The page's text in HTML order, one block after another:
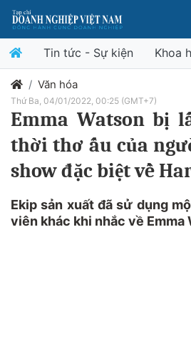
Tin tức - Sự kiện Khoa
Văn hóa
Thứ Ba, 04/01/2022, 00:25 (GMT+7)
Emma Watson bị
thời thơ ấu của
show đặc biệt về
Ekip sản xuất đã sử dụng
viên khác khi nhắc về Emma